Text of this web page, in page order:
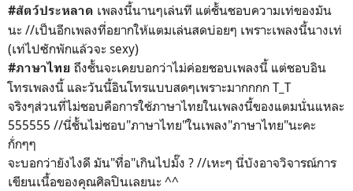
#สัตว์ประหลาด เพลงนี้นานๆเล่นที แต่ชั้นชอบความเท่ของมัน
นะ //เป็นอีกเพลงที่อยากให้แตมเล่นสดบ่อยๆ เพราะเพลงนี้นางเท่
(เท่ไปซักพักแล้วจะ sexy)
#ภาษาไทย ถึงชั้นจะเคยบอกว่าไม่ค่อยชอบเพลงนี้ แต่ชอบอิน
โทรเพลงนี้ และวันนี้อินโทรแบบสดๆเพราะมากกกก T_T
จริงๆส่วนที่ไม่ชอบคือการใช้ภาษาไทยในเพลงนี้ของแตมนั่นแหละ
555555 //นี่ชั้นไม่ชอบ"ภาษาไทย"ในเพลง"ภาษาไทย"นะคะ
กั่กๆๆ
จะบอกว่ายังไงดี มัน"ทื่อ"เกินไปมั๊ง ? //เหะๆ นี่บังอาจวิจารณ์การ
เขียนเนื้อของคุณศิลปินเลยนะ ^^